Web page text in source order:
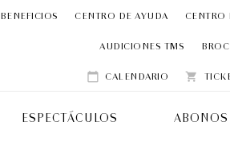
BENEFICIOS CENTRO DE AYUDA CENTRO
AUDICIONES TMS
calendar_today CALENDARIO shopping_cart
ESPECTÁCULOS ABONOS